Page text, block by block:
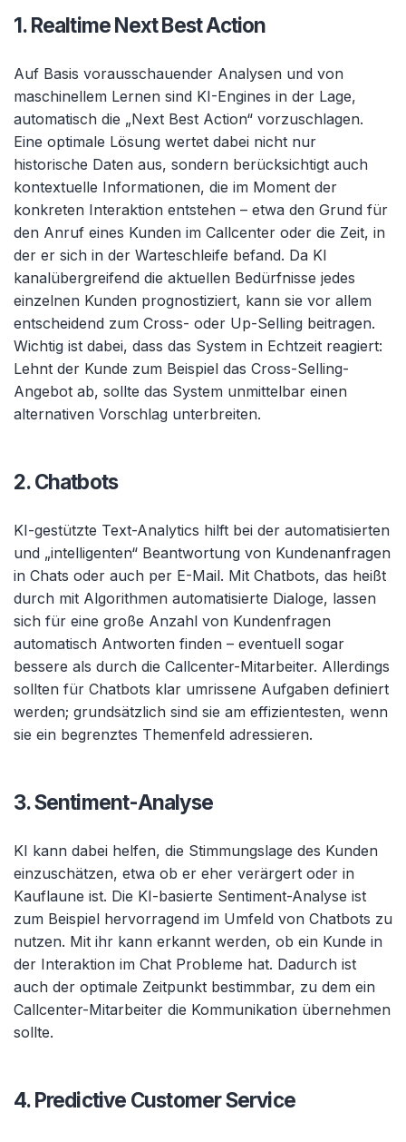
1. Realtime Next Best Action
Auf Basis vorausschauender Analysen und von
maschinellem Lernen sind KI-Engines in der Lage,
automatisch die „Next Best Action“ vorzuschlagen.
Eine optimale Lösung wertet dabei nicht nur
historische Daten aus, sondern berücksichtigt auch
kontextuelle Informationen, die im Moment der
konkreten Interaktion entstehen – etwa den Grund für
den Anruf eines Kunden im Callcenter oder die Zeit, in
der er sich in der Warteschleife befand. Da KI
kanalübergreifend die aktuellen Bedürfnisse jedes
einzelnen Kunden prognostiziert, kann sie vor allem
entscheidend zum Cross- oder Up-Selling beitragen.
Wichtig ist dabei, dass das System in Echtzeit reagiert:
Lehnt der Kunde zum Beispiel das Cross-Selling-
Angebot ab, sollte das System unmittelbar einen
alternativen Vorschlag unterbreiten.
2. Chatbots
KI-gestützte Text-Analytics hilft bei der automatisierten
und „intelligenten“ Beantwortung von Kundenanfragen
in Chats oder auch per E-Mail. Mit Chatbots, das heißt
durch mit Algorithmen automatisierte Dialoge, lassen
sich für eine große Anzahl von Kundenfragen
automatisch Antworten finden – eventuell sogar
bessere als durch die Callcenter-Mitarbeiter. Allerdings
sollten für Chatbots klar umrissene Aufgaben definiert
werden; grundsätzlich sind sie am effizientesten, wenn
sie ein begrenztes Themenfeld adressieren.
3. Sentiment-Analyse
KI kann dabei helfen, die Stimmungslage des Kunden
einzuschätzen, etwa ob er eher verärgert oder in
Kauflaune ist. Die KI-basierte Sentiment-Analyse ist
zum Beispiel hervorragend im Umfeld von Chatbots zu
nutzen. Mit ihr kann erkannt werden, ob ein Kunde in
der Interaktion im Chat Probleme hat. Dadurch ist
auch der optimale Zeitpunkt bestimmbar, zu dem ein
Callcenter-Mitarbeiter die Kommunikation übernehmen
sollte.
4. Predictive Customer Service